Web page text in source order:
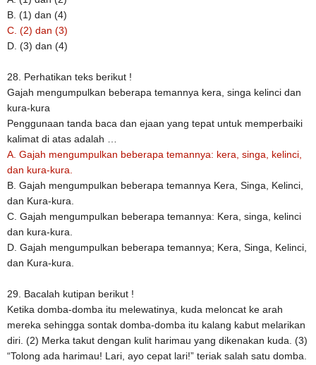
B. (1) dan (4)
C. (2) dan (3)
D. (3) dan (4)
28. Perhatikan teks berikut !
Gajah mengumpulkan beberapa temannya kera, singa kelinci dan
kura-kura
Penggunaan tanda baca dan ejaan yang tepat untuk memperbaiki
kalimat di atas adalah …
A. Gajah mengumpulkan beberapa temannya: kera, singa, kelinci,
dan kura-kura.
B. Gajah mengumpulkan beberapa temannya Kera, Singa, Kelinci,
dan Kura-kura.
C. Gajah mengumpulkan beberapa temannya: Kera, singa, kelinci
dan kura-kura.
D. Gajah mengumpulkan beberapa temannya; Kera, Singa, Kelinci,
dan Kura-kura.
29. Bacalah kutipan berikut !
Ketika domba-domba itu melewatinya, kuda meloncat ke arah
mereka sehingga sontak domba-domba itu kalang kabut melarikan
diri. (2) Merka takut dengan kulit harimau yang dikenakan kuda. (3)
“Tolong ada harimau! Lari, ayo cepat lari!” teriak salah satu domba.